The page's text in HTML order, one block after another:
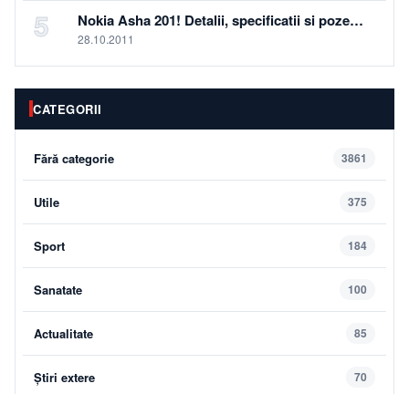
5 Nokia Asha 201! Detalii, specificatii si poze…
28.10.2011
CATEGORII
Fără categorie 3861
Utile 375
Sport 184
Sanatate 100
Actualitate 85
Știri extere 70